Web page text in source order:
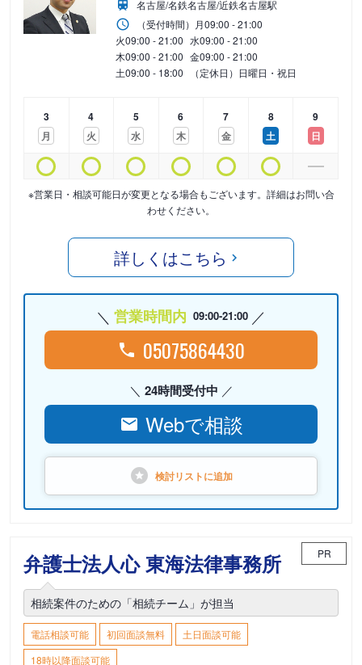
名古屋/名鉄名古屋/近鉄名古屋駅
（受付時間） 月09:00 - 21:00
火09:00 - 21:00 水09:00 - 21:00
木09:00 - 21:00 金09:00 - 21:00
土09:00 - 18:00 （定休日）日曜日・祝日
3
月
4
火
5
水
6
木
7
金
8
土
9
日
※営業日・相談可能日が変更となる場合もございます。詳細はお問い合
わせください。
詳しくはこちら
営業時間内 09:00-21:00
05075864430
24時間受付中
Webで相談
検討リストに追加
弁護士法人心 東海法律事務所 PR
相続案件のための「相続チーム」が担当
電話相談可能 初回面談無料
土日面談可能
18時以降面談可能